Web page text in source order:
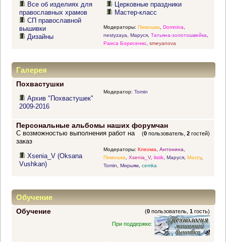
Все об изделиях для
православных храмов
СП православной
вышивки
Дизайны
Церковные праздники
Мастер-класс
Модераторы: Пимошка Domnina
nestyzaya
Маруся, Татьяна-золотошвейка
Раиса Борисенко, smeyanova
Галерея
Похвастушки
Архив "Похвастушек"
2009-2016
Модератор: Tomin
Персональные альбомы наших форумчан
(0 пользователь,2 гостей)
С возможностью выполнения работ на
заказ
Xsenia_V (Oksana
Vushkan)
Модераторы: Клеома, Антонина,
Пимошка, Xsenia_V, listik, Маруся, Mazzy,
Tomin, Мирьям, cemka
Обучение
Обучение (0 пользователь,1 гость)
При поддержке: